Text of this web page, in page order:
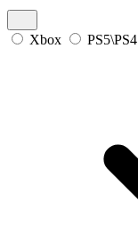
Xbox PS5\PS4